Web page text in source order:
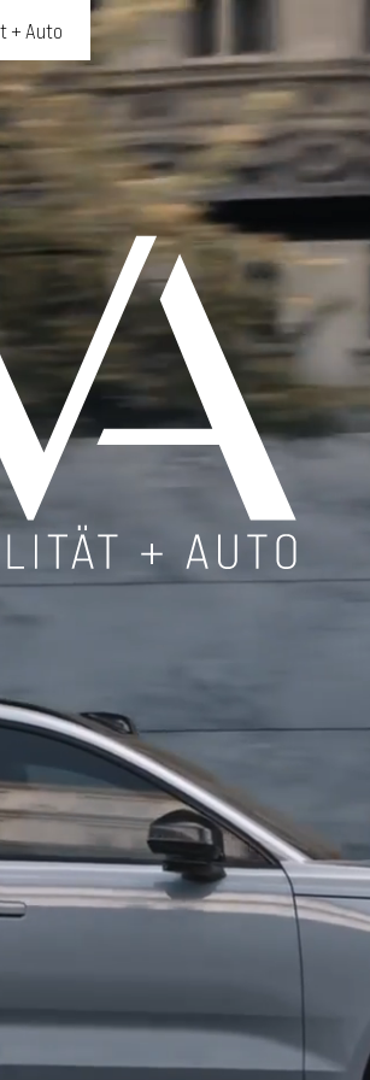
+ Auto